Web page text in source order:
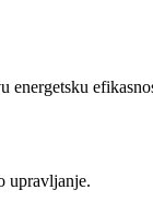
upravljanje.